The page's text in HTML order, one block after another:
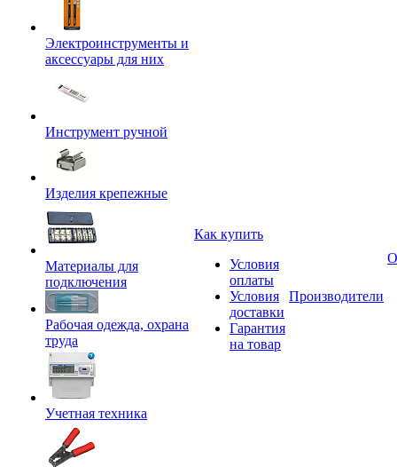
Электроинструменты и
аксессуары для них
Инструмент ручной
Изделия крепежные
Материалы для
подключения
Рабочая одежда, охрана
труда
Учетная техника
Как купить
Условия
оплаты
Условия
доставки
Гарантия
на товар
Производители